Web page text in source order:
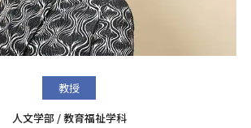
教授
人文学部 / 教育福祉学科